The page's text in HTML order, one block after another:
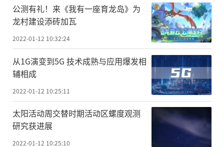
公测有礼！来《我有一座育龙岛》为
龙村建设添砖加瓦
2022-01-12 10:32:24
从1G演变到5G 技术成熟与应用爆发相
辅相成
2022-01-12 10:25:11
太阳活动周交替时期活动区螺度观测
研究获进展
2022-01-12 10:25:10